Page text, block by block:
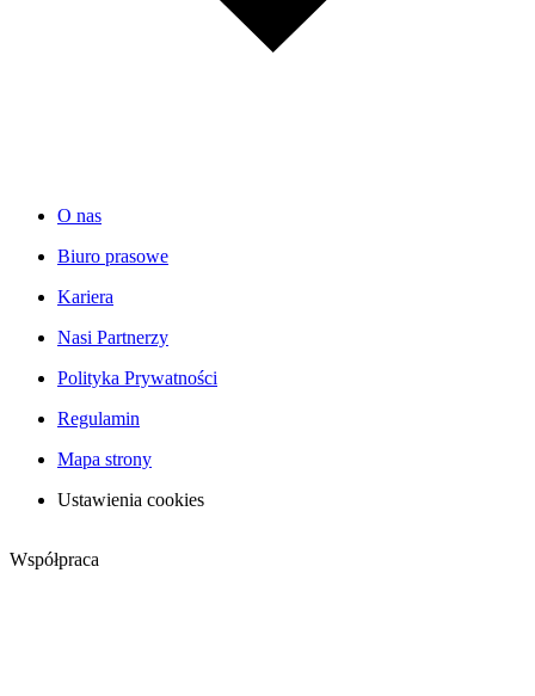
O nas
Biuro prasowe
Kariera
Nasi Partnerzy
Polityka Prywatności
Regulamin
Mapa strony
Ustawienia cookies
Współpraca